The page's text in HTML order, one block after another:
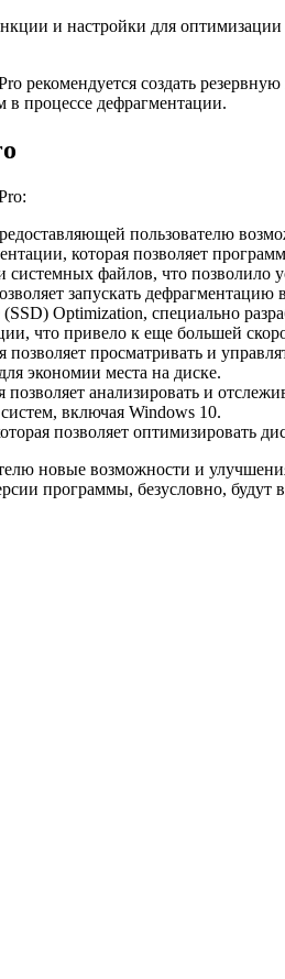
и настройки для
рекомендуется создать
в процессе дефрагментации.
пользователю
которая позволяет
файлов, что позволило
запускать
Optimization, специально
что привело к еще большей
просматривать и
экономии места на диске.
анализировать и
включая Windows 10.
позволяет оптимизировать
новые возможности и
программы, безусловно,